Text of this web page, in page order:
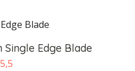
era:
€5,5.
é:
€4,8.Edge Blade
5,5